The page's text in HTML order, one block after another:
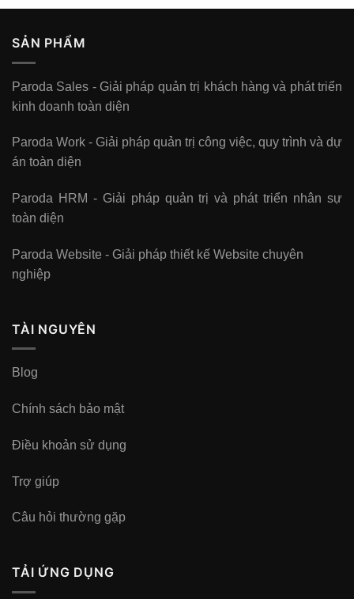
SẢN PHẨM
Paroda Sales - Giải pháp quản trị khách hàng và phát triển
kinh doanh toàn diện
Paroda Work - Giải pháp quản trị công việc, quy trình và dự
án toàn diện
Paroda HRM - Giải pháp quản trị và phát triển nhân sự
toàn diện
Paroda Website - Giải pháp thiết kế Website chuyên
nghiệp
TÀI NGUYÊN
Blog
Chính sách bảo mật
Điều khoản sử dụng
Trợ giúp
Câu hỏi thường gặp
TẢI ỨNG DỤNG